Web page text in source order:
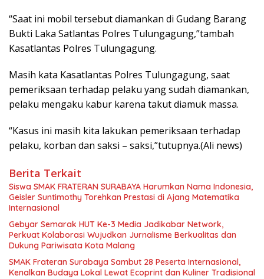
“Saat ini mobil tersebut diamankan di Gudang Barang
Bukti Laka Satlantas Polres Tulungagung,”tambah
Kasatlantas Polres Tulungagung.
Masih kata Kasatlantas Polres Tulungagung, saat
pemeriksaan terhadap pelaku yang sudah diamankan,
pelaku mengaku kabur karena takut diamuk massa.
“Kasus ini masih kita lakukan pemeriksaan terhadap
pelaku, korban dan saksi – saksi,”tutupnya.(Ali news)
Berita Terkait
Siswa SMAK FRATERAN SURABAYA Harumkan Nama Indonesia,
Geisler Suntimothy Torehkan Prestasi di Ajang Matematika
Internasional
Gebyar Semarak HUT Ke-3 Media Jadikabar Network,
Perkuat Kolaborasi Wujudkan Jurnalisme Berkualitas dan
Dukung Pariwisata Kota Malang
SMAK Frateran Surabaya Sambut 28 Peserta Internasional,
Kenalkan Budaya Lokal Lewat Ecoprint dan Kuliner Tradisional